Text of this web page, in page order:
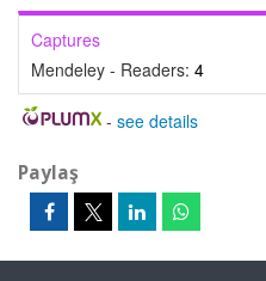
Captures
Mendeley - Readers: 4
- see details
Paylaş